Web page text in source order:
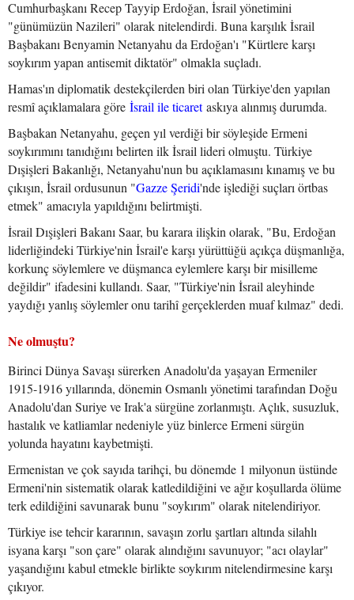
Cumhurbaşkanı Recep Tayyip Erdoğan, İsrail yönetimini
"günümüzün Nazileri" olarak nitelendirdi. Buna karşılık İsrail
Başbakanı Benyamin Netanyahu da Erdoğan'ı "Kürtlere karşı
soykırım yapan antisemit diktatör" olmakla suçladı.
Hamas'ın diplomatik destekçilerden biri olan Türkiye'den yapılan
resmî açıklamalara göre İsrail ile ticaretaskıya alınmış durumda.
Başbakan Netanyahu, geçen yıl verdiği bir söyleşide Ermeni
soykırımını tanıdığını belirten ilk İsrail lideri olmuştu. Türkiye
Dışişleri Bakanlığı, Netanyahu'nun bu açıklamasını kınamış ve bu
çıkışın, İsrail ordusunun "Gazze Şeridi'nde işlediği suçları örtbas
etmek" amacıyla yapıldığını belirtmişti.
İsrail Dışişleri Bakanı Saar, bu karara ilişkin olarak, "Bu, Erdoğan
liderliğindeki Türkiye'nin İsrail'e karşı yürüttüğü açıkça düşmanlığa,
korkunç söylemlere ve düşmanca eylemlere karşı bir misilleme
değildir" ifadesini kullandı. Saar, "Türkiye'nin İsrail aleyhinde
yaydığı yanlış söylemler onu tarihî gerçeklerden muaf kılmaz" dedi.
Ne olmuştu?
Birinci Dünya Savaşı sürerken Anadolu'da yaşayan Ermeniler
1915-1916 yıllarında, dönemin Osmanlı yönetimi tarafından Doğu
Anadolu'dan Suriye ve Irak'a sürgüne zorlanmıştı. Açlık, susuzluk,
hastalık ve katliamlar nedeniyle yüz binlerce Ermeni sürgün
yolunda hayatını kaybetmişti.
Ermenistan ve çok sayıda tarihçi, bu dönemde 1 milyonun üstünde
Ermeni'nin sistematik olarak katledildiğini ve ağır koşullarda ölüme
terk edildiğini savunarak bunu "soykırım" olarak nitelendiriyor.
Türkiye ise tehcir kararının, savaşın zorlu şartları altında silahlı
isyana karşı "son çare" olarak alındığını savunuyor; "acı olaylar"
yaşandığını kabul etmekle birlikte soykırım nitelendirmesine karşı
çıkıyor.